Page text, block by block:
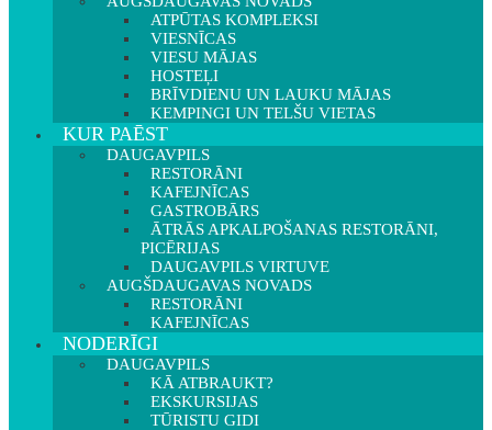
ATPŪTAS KOMPLEKSI
VIESNĪCAS
VIESU MĀJAS
HOSTEĻI
BRĪVDIENU UN LAUKU MĀJAS
KEMPINGI UN TELŠU VIETAS
KUR PAĒST
DAUGAVPILS
RESTORĀNI
KAFEJNĪCAS
GASTROBĀRS
ĀTRĀS APKALPOŠANAS RESTORĀNI,
PICĒRIJAS
DAUGAVPILS VIRTUVE
AUGŠDAUGAVAS NOVADS
RESTORĀNI
KAFEJNĪCAS
NODERĪGI
DAUGAVPILS
KĀ ATBRAUKT?
EKSKURSIJAS
TŪRISTU GIDI